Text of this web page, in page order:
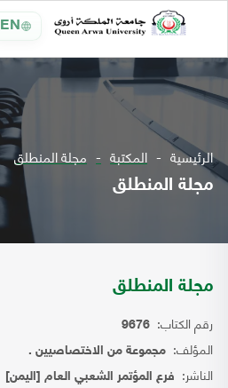
EN
الرئيسية المكتبة مجلة المنطلق
مجلة المنطلق
مجلة المنطلق
رقم الكتاب: 9676
المؤلف: مجموعة من الاختصاصيين .
الناشر: فرع المؤتمر الشعبي العام [اليمن]